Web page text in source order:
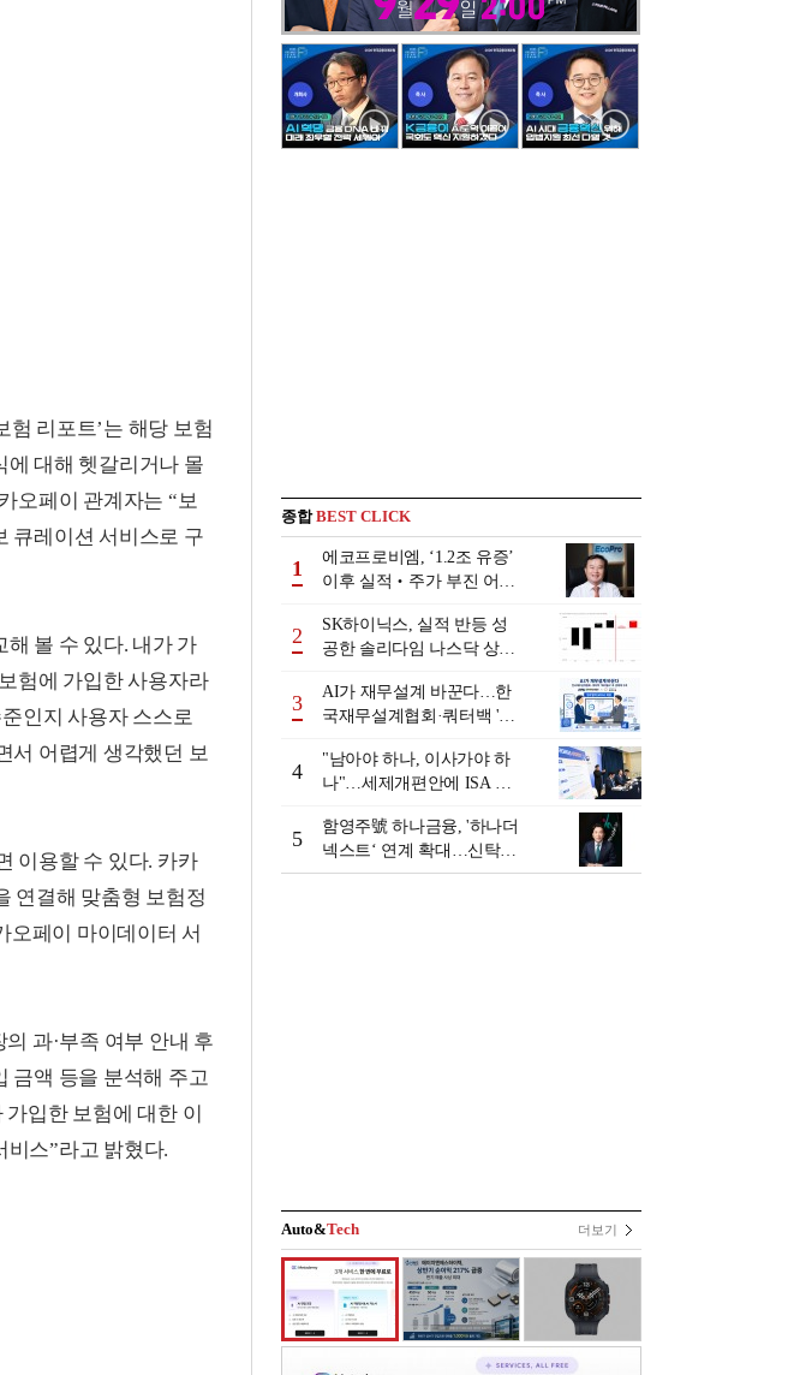
리포트’는 해당 보험
에 대해 헷갈리거나 몰
오페이 관계자는 “보
큐레이션 서비스로 구
볼 수 있다. 내가 가
험에 가입한 사용자라
인지 사용자 스스로
서 어렵게 생각했던 보
이용할 수 있다. 카카
연결해 맞춤형 보험정
오페이 마이데이터 서
과·부족 여부 안내 후
금액 등을 분석해 주고
입한 보험에 대한 이
스”라고 밝혔다.
종합BEST CLICK
1
에코프로비엠, ‘1.2조 유증’
이후 실적‧주가 부진 어쩌
2
SK하이닉스, 실적 반등 성
공한 솔리다임 나스닥 상장
3
AI가 재무설계 바꾼다…한
국재무설계협회·쿼터백 '베
4
"남아야 하나, 이사가야 하
나"…세제개편안에 ISA 투
5
함영주號 하나금융, '하나더
넥스트‘ 연계 확대…신탁수
수료 2배 증가 효과 [금융 시
Auto&Tech 더보기